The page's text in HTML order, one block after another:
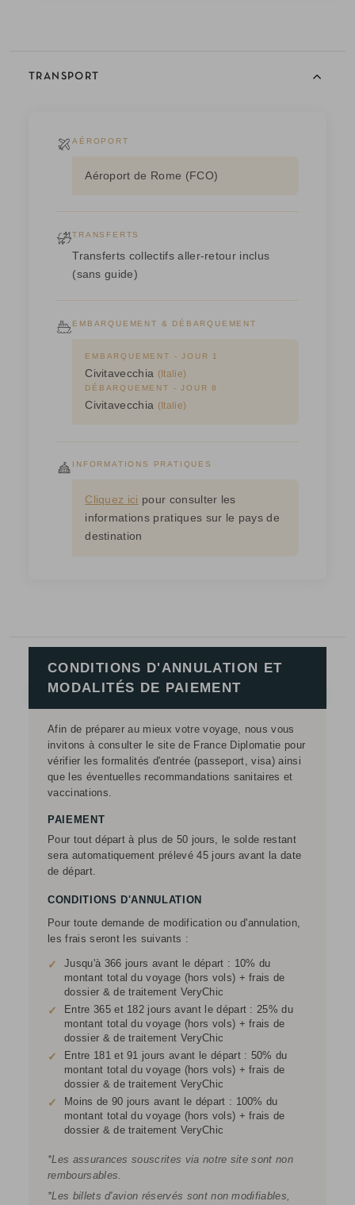
TRANSPORT
AÉROPORT
Aéroport de Rome (FCO)
TRANSFERTS
Transferts collectifs aller-retour inclus
(sans guide)
EMBARQUEMENT & DÉBARQUEMENT
EMBARQUEMENT - JOUR 1
Civitavecchia (Italie)
DÉBARQUEMENT - JOUR 8
Civitavecchia (Italie)
INFORMATIONS PRATIQUES
Cliquez ici pour consulter les
informations pratiques sur le pays de
destination
CONDITIONS D'ANNULATION ET
MODALITÉS DE PAIEMENT
Afin de préparer au mieux votre voyage, nous vous
invitons à consulter le site de France Diplomatie pour
vérifier les formalités d'entrée (passeport, visa) ainsi
que les éventuelles recommandations sanitaires et
vaccinations.
PAIEMENT
Pour tout départ à plus de 50 jours, le solde restant
sera automatiquement prélevé 45 jours avant la date
de départ.
CONDITIONS D'ANNULATION
Pour toute demande de modification ou d'annulation,
les frais seront les suivants :
✓
Jusqu'à 366 jours avant le départ : 10% du
montant total du voyage (hors vols) + frais de
dossier & de traitement VeryChic
✓
Entre 365 et 182 jours avant le départ : 25% du
montant total du voyage (hors vols) + frais de
dossier & de traitement VeryChic
✓
Entre 181 et 91 jours avant le départ : 50% du
montant total du voyage (hors vols) + frais de
dossier & de traitement VeryChic
✓
Moins de 90 jours avant le départ : 100% du
montant total du voyage (hors vols) + frais de
dossier & de traitement VeryChic
*Les assurances souscrites via notre site sont non
remboursables.
*Les billets d'avion réservés sont non modifiables,